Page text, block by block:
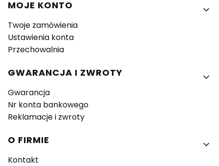
MOJE KONTO
Twoje zamówienia
Ustawienia konta
Przechowalnia
GWARANCJA I ZWROTY
Gwarancja
Nr konta bankowego
Reklamacje i zwroty
O FIRMIE
Kontakt